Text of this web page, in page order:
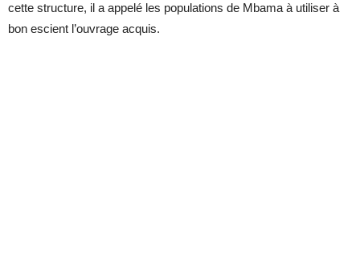
cette structure, il a appelé les populations de Mbama à utiliser à
bon escient l’ouvrage acquis.